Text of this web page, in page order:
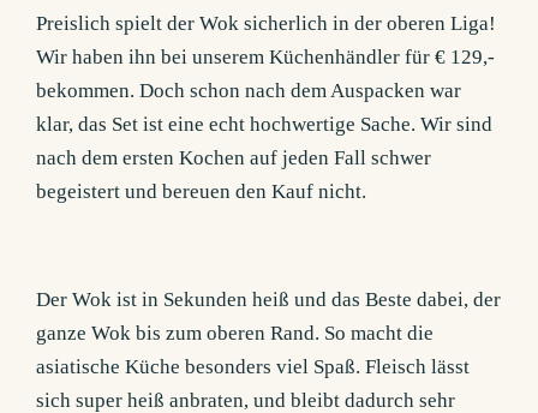
Preislich spielt der Wok sicherlich in der oberen Liga!
Wir haben ihn bei unserem Küchenhändler für € 129,-
bekommen. Doch schon nach dem Auspacken war
klar, das Set ist eine echt hochwertige Sache. Wir sind
nach dem ersten Kochen auf jeden Fall schwer
begeistert und bereuen den Kauf nicht.
Der Wok ist in Sekunden heiß und das Beste dabei, der
ganze Wok bis zum oberen Rand. So macht die
asiatische Küche besonders viel Spaß. Fleisch lässt
sich super heiß anbraten, und bleibt dadurch sehr